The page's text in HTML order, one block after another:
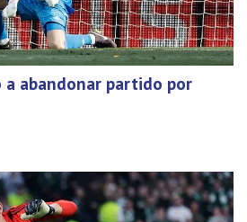
abandonar partido por